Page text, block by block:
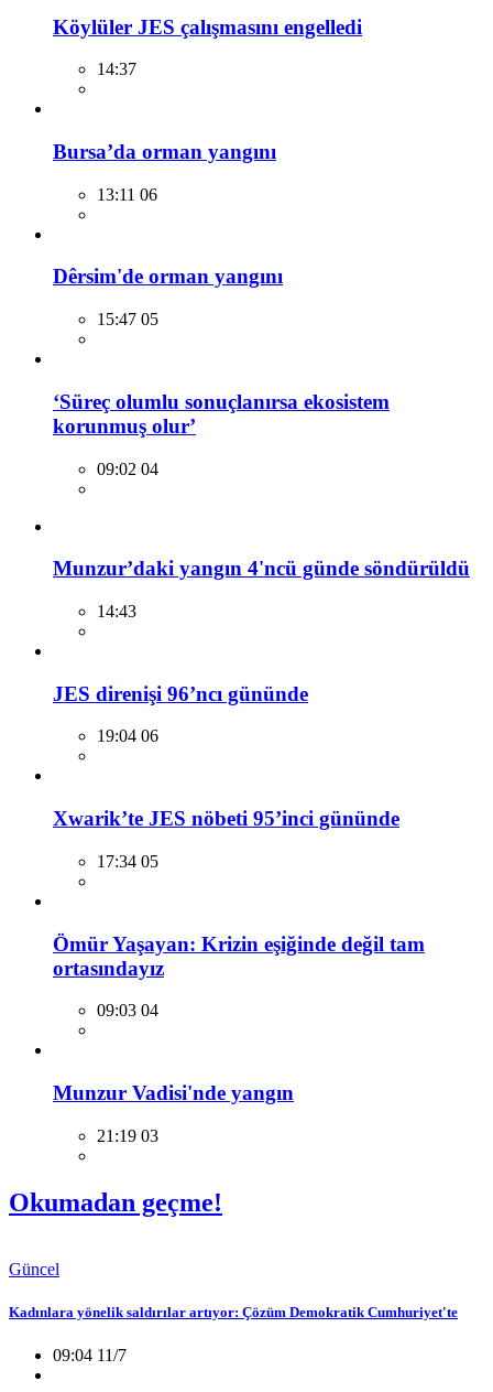
Köylüler JES çalışmasını engelledi
14:37
Bursa’da orman yangını
13:11 06
Dêrsim'de orman yangını
15:47 05
‘Süreç olumlu sonuçlanırsa ekosistem
korunmuş olur’
09:02 04
Munzur’daki yangın 4'ncü günde söndürüldü
14:43
JES direnişi 96’ncı gününde
19:04 06
Xwarik’te JES nöbeti 95’inci gününde
17:34 05
Ömür Yaşayan: Krizin eşiğinde değil tam
ortasındayız
09:03 04
Munzur Vadisi'nde yangın
21:19 03
Okumadan geçme!
Güncel
Kadınlara yönelik saldırılar artıyor: Çözüm Demokratik Cumhuriyet'te
09:04 11/7